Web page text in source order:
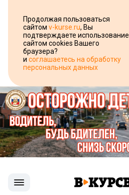
Продолжая пользоваться
сайтом v-kurse.ru, Вы
подтверждаете использование
сайтом cookies Вашего
браузера?
и соглашаетесь на обработку
персональных данных